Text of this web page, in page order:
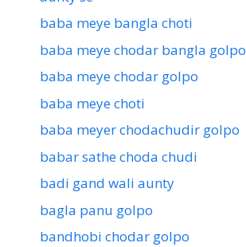
baba meye bangla choti
baba meye chodar bangla golpo
baba meye chodar golpo
baba meye choti
baba meyer chodachudir golpo
babar sathe choda chudi
badi gand wali aunty
bagla panu golpo
bandhobi chodar golpo